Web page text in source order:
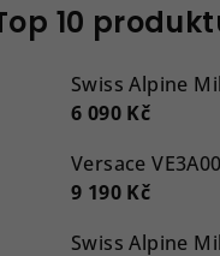
10
Swiss Alpine
6 090 Kč
9 190 Kč